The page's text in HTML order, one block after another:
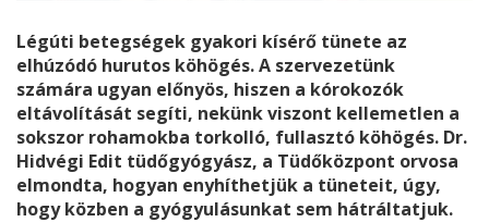
Légúti betegségek gyakori kísérő tünete az
elhúzódó hurutos köhögés. A szervezetünk
számára ugyan előnyös, hiszen a kórokozók
eltávolítását segíti, nekünk viszont kellemetlen a
sokszor rohamokba torkolló, fullasztó köhögés. Dr.
Hidvégi Edit tüdőgyógyász, a Tüdőközpont orvosa
elmondta, hogyan enyhíthetjük a tüneteit, úgy,
hogy közben a gyógyulásunkat sem hátráltatjuk.